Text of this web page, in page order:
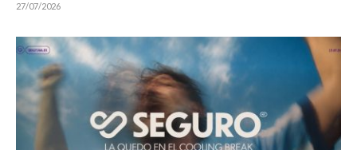
27/07/2026